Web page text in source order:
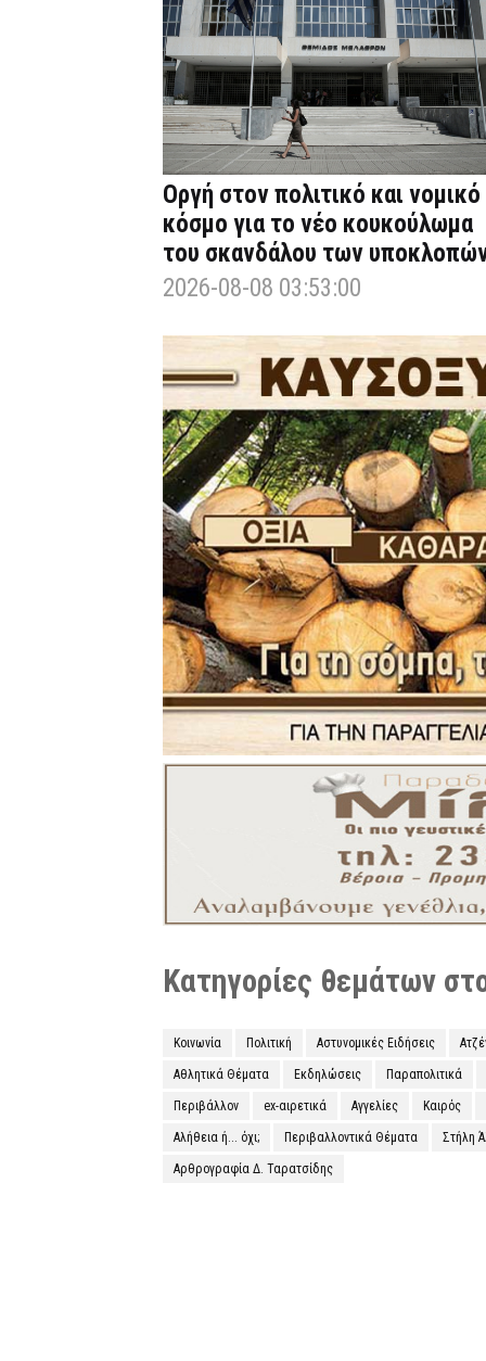
Οργή στον πολιτικό και νομικό
κόσμο για το νέο κουκούλωμα
του σκανδάλου των
2026-08-08 03:53:00
Κατηγορίες θεμάτων
Κοινωνία Πολιτική Αστυνομικές Ειδήσεις
Αθλητικά Θέματα Εκδηλώσεις Παραπολιτικά
Περιβάλλον ex-αιρετικά Αγγελίες Καιρός
Αλήθεια ή... όχι; Περιβαλλοντικά Θέματα Στήλη
Αρθρογραφία Δ. Ταρατσίδης